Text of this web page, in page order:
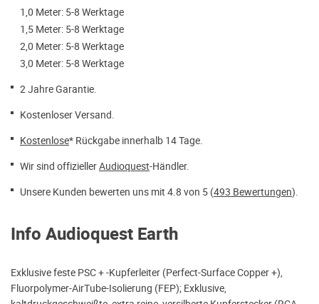
1,0 Meter: 5-8 Werktage
1,5 Meter: 5-8 Werktage
2,0 Meter: 5-8 Werktage
3,0 Meter: 5-8 Werktage
2 Jahre Garantie.
Kostenloser Versand.
Kostenlose* Rückgabe innerhalb 14 Tage.
Wir sind offiziellerAudioquest-Händler.
Unsere Kunden bewerten uns mit 4.8 von 5 (493 Bewertungen).
Info Audioquest Earth
Exklusive feste PSC + -Kupferleiter (Perfect-Surface Copper +),
Fluorpolymer-AirTube-Isolierung (FEP); Exklusive,